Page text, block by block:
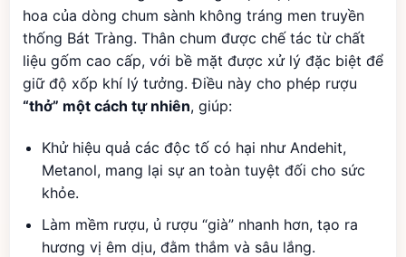
hoa của dòng chum sành không tráng men truyền
thống Bát Tràng. Thân chum được chế tác từ chất
liệu gốm cao cấp, với bề mặt được xử lý đặc biệt để
giữ độ xốp khí lý tưởng. Điều này cho phép rượu
“thở” một cách tự nhiên, giúp:
Khử hiệu quả các độc tố có hại như Andehit,
Metanol, mang lại sự an toàn tuyệt đối cho sức
khỏe.
Làm mềm rượu, ủ rượu “già” nhanh hơn, tạo ra
hương vị êm dịu, đằm thắm và sâu lắng.